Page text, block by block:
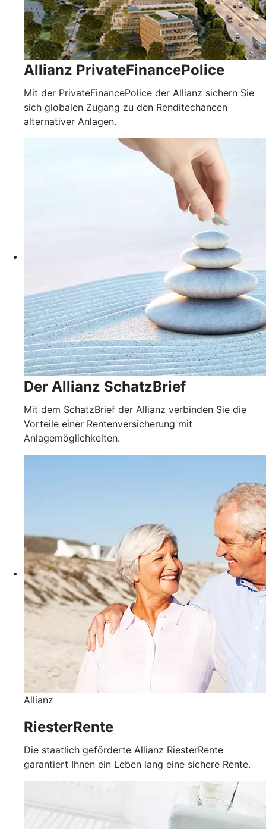
Allianz PrivateFinancePolice
Mit der PrivateFinancePolice der Allianz sichern Sie
sich globalen Zugang zu den Renditechancen
alternativer Anlagen.
Der Allianz SchatzBrief
Mit dem SchatzBrief der Allianz verbinden Sie die
Vorteile einer Rentenversicherung mit
Anlagemöglichkeiten.
Allianz
RiesterRente
Die staatlich geförderte Allianz RiesterRente
garantiert Ihnen ein Leben lang eine sichere Rente.